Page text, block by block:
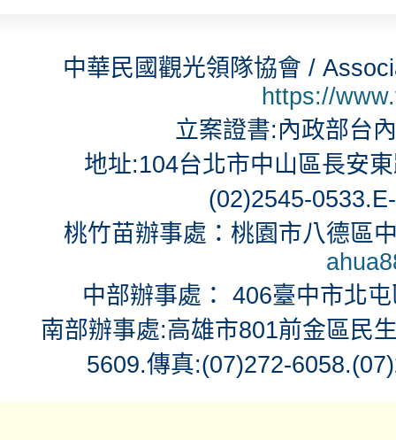
中華民國觀光領隊協會 /
https://
立案證書:內政部台
地址:104台北市中山區長安
(02)2545-
桃竹苗辦事處：桃園市八德區
中部辦事處： 406臺中市北
南部辦事處:高雄市801前金區民
5609.傳真:(07)272-